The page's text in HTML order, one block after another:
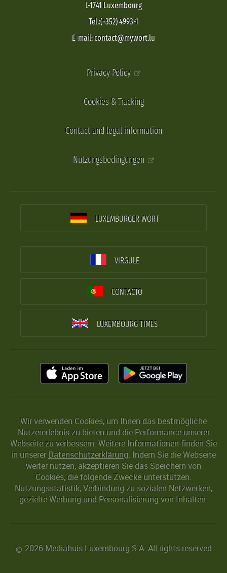
L-1741 Luxembourg
Tel.:(+352) 4993-1
E-mail: contact@mywort.lu
Privacy Policy
Cookies & Tracking
Contact and legal information
Nutzungsbedingungen
LUXEMBURGER WORT
VIRGULE
CONTACTO
LUXEMBOURG TIMES
Wir verwenden Cookies, um Ihnen das bestmögliche
Nutzererlebnis zu bieten und die Performance unserer
Webseite zu verbessern. Weitere Informationen finden Sie
in unserer Datenschutzerklärung. Indem Sie die Webseite
weiter nutzen, akzeptieren Sie das Speichern von
Cookies, die folgende Zwecke unterstützen:
Nutzungsstatistik, Verbindung zu sozialen Netzwerken,
gezielte Werbung und Personalisierung von Inhalten.
© 2026 Mediahuis Luxembourg S.A. All rights reserved